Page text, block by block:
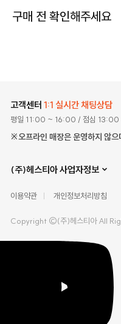
구매 전 확인해주세요
고객센터 1:1 실시간 채팅상담
평일 11:00 ~ 16:00 / 점심
※오프라인 매장은 운영하지 않
(주)헤스티아 사업자정보
이용약관 개인정보처리방침
Copyright ©(주)헤스티아 All